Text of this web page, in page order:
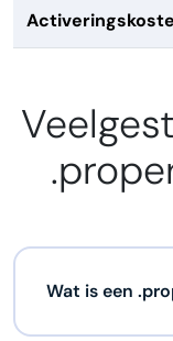
Wat is een